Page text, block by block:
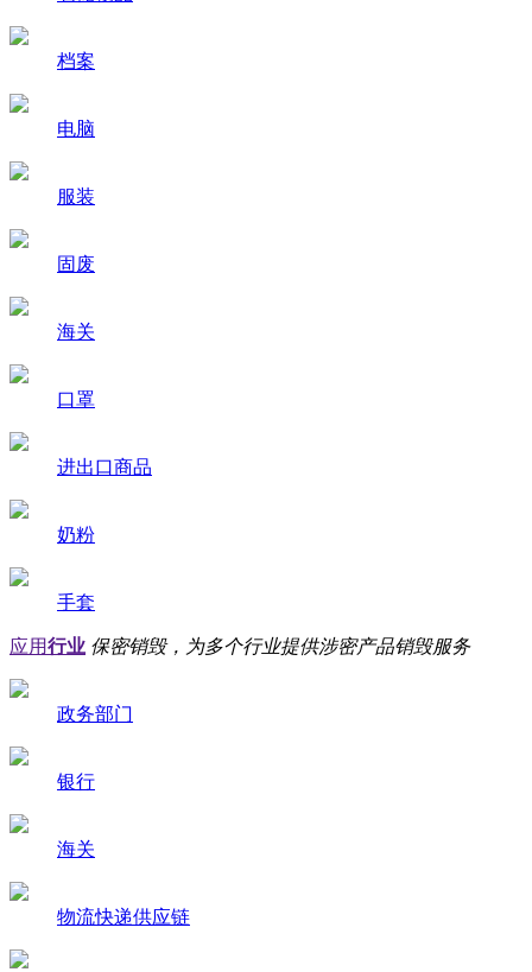
档案
电脑
服装
固废
海关
口罩
进出口商品
奶粉
手套
应用行业 保密销毁，为多个行业提供涉密产品销毁服务
政务部门
银行
海关
物流快递供应链